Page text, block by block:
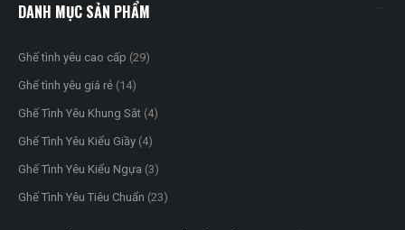
DANH MỤC SẢN PHẨM
Ghế tình yêu cao cấp (29)
Ghế tình yêu giá rẻ (14)
Ghế Tình Yêu Khung Sắt (4)
Ghế Tình Yêu Kiểu Giầy (4)
Ghế Tình Yêu Kiểu Ngựa (3)
Ghế Tình Yêu Tiêu Chuẩn (23)